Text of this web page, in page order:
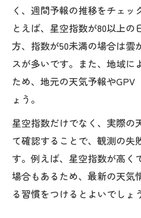
く、週間予報の推移をチェッ
とえば、星空指数が80以上の
方、指数が50未満の場合は雲
スが多いです。また、地域に
ため、地元の天気予報やGPV
ょう。
星空指数だけでなく、実際の
て確認することで、観測の失
す。例えば、星空指数が高く
場合もあるため、最新の天気
る習慣をつけるとよいでしょ